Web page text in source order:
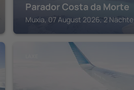
Parador Costa da Morte
Muxia, 07 August 2026, 2 Nächte